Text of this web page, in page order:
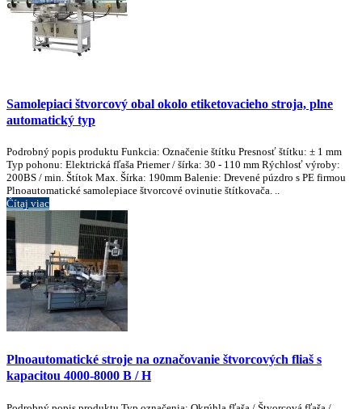
Samolepiaci štvorcový obal okolo etiketovacieho stroja, plne
automatický typ
Podrobný popis produktu Funkcia: Označenie štítku Presnosť štítku: ± 1 mm
Typ pohonu: Elektrická fľaša Priemer / šírka: 30 - 110 mm Rýchlosť výroby:
200BS / min. Štítok Max. Šírka: 190mm Balenie: Drevené púzdro s PE firmou
Plnoautomatické samolepiace štvorcové ovinutie štítkovača. ..
Čítaj viac
Plnoautomatické stroje na označovanie štvorcových fliaš s
kapacitou 4000-8000 B / H